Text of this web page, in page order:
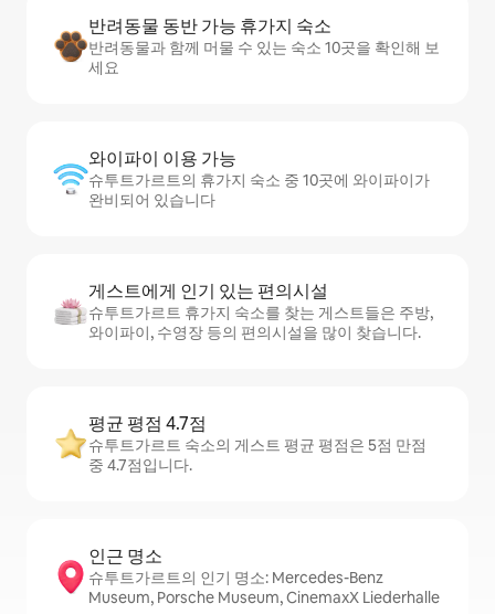
반려동물 동반 가능 휴가지 숙소
반려동물과 함께 머물 수 있는 숙소 10곳을 확인해 보
세요
와이파이 이용 가능
슈투트가르트의 휴가지 숙소 중 10곳에 와이파이가
완비되어 있습니다
게스트에게 인기 있는 편의시설
슈투트가르트 휴가지 숙소를 찾는 게스트들은 주방,
와이파이, 수영장 등의 편의시설을 많이 찾습니다.
평균 평점 4.7점
슈투트가르트 숙소의 게스트 평균 평점은 5점 만점
중 4.7점입니다.
인근 명소
슈투트가르트의 인기 명소: Mercedes-Benz
Museum, Porsche Museum, CinemaxX Liederhalle